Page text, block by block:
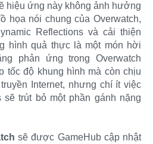
hiệu ứng này không ảnh hưởng
họa nói chung của Overwatch,
Reflections và cải thiện
hình quả thực là một món hời
phản ứng trong Overwatch
tốc độ khung hình mà còn chịu
Internet, nhưng chí ít việc
sẽ trút bỏ một phần gánh nặng
sẽ được GameHub cập nhật